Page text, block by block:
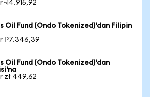
৳14.915,92
Oil Fund (Ondo Tokenized)'dan Filipin
₱7.346,39
Oil Fund (Ondo Tokenized)'dan
zł 449,62